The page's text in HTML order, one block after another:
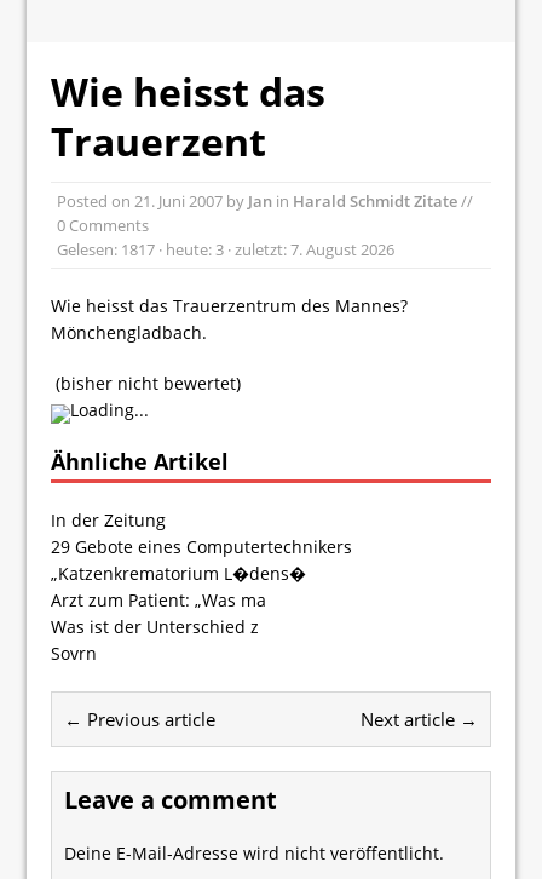
Wie heisst das
Trauerzent
Posted on21. Juni 2007 by Jan in Harald Schmidt Zitate//
0 Comments
Gelesen: 1817 · heute: 3 · zuletzt: 7. August 2026
Wie heisst das Trauerzentrum des Mannes?
Mönchengladbach.
(bisher nicht bewertet)
Loading...
Ähnliche Artikel
In der Zeitung
29 Gebote eines Computertechnikers
„Katzenkrematorium L�dens�
Arzt zum Patient: „Was ma
Was ist der Unterschied z
Sovrn
← Previous article Next article →
Leave a comment
Deine E-Mail-Adresse wird nicht veröffentlicht.